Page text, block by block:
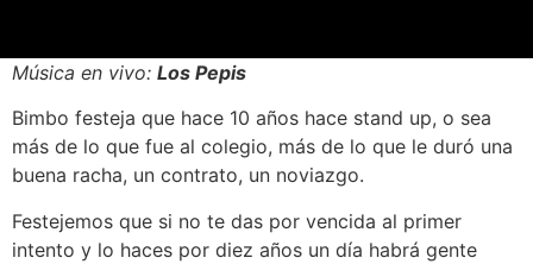
Música en vivo: Los Pepis
Bimbo festeja que hace 10 años hace stand up, o sea
más de lo que fue al colegio, más de lo que le duró una
buena racha, un contrato, un noviazgo.
Festejemos que si no te das por vencida al primer
intento y lo haces por diez años un día habrá gente